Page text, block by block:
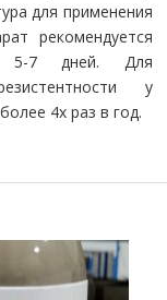
для применения
рекомендуется
5-7 дней. Для
у
4х раз в год.